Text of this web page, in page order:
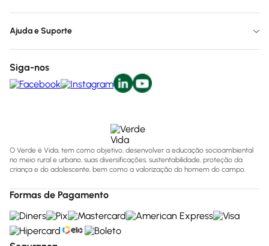
Ajuda e Suporte
Siga-nos
O Verde é Vida, tem como objetivo, desenvolver a educação socioambiental
no meio rural e urbano, suas diversificações, sustentabilidade, proteção da
criança e do adolescente, bem como a valorização do homem do campo.
Formas de Pagamento